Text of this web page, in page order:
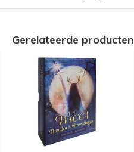
Gerelateerde producten